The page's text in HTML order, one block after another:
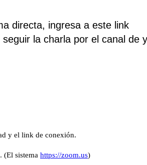
directa, ingresa a este link
la charla por el canal de